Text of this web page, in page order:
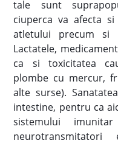
tale sunt
ciuperca va afecta
atletului precum si
Lactatele,
ca si toxicitatea
plombe cu mercur,
alte surse).
intestine, pentru ca
sistemului